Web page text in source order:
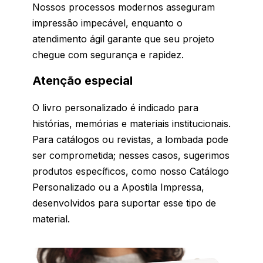
Nossos processos modernos asseguram
impressão impecável, enquanto o
atendimento ágil garante que seu projeto
chegue com segurança e rapidez.
Atenção especial
O livro personalizado é indicado para
histórias, memórias e materiais institucionais.
Para catálogos ou revistas, a lombada pode
ser comprometida; nesses casos, sugerimos
produtos específicos, como nosso Catálogo
Personalizado ou a Apostila Impressa,
desenvolvidos para suportar esse tipo de
material.